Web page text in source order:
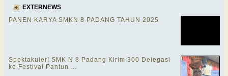
EXTERNEWS
PANEN KARYA SMKN 8 PADANG TAHUN 2025
Spektakuler! SMK N 8 Padang Kirim 300 Delegasi
ke Festival Pantun ...